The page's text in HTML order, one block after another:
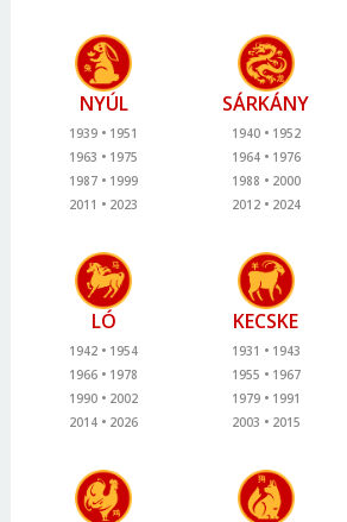
NYÚL
1939
1951
1963
1975
1987
1999
2011
2023
SÁRKÁNY
1940
1952
1964
1976
1988
2000
2012
2024
LÓ
1942
1954
1966
1978
1990
2002
2014
2026
KECSKE
1931
1943
1955
1967
1979
1991
2003
2015